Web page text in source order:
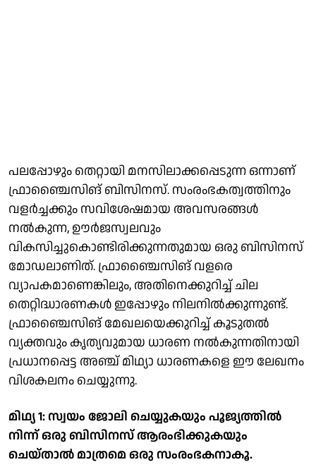
പലപ്പോഴും തെറ്റായി മനസിലാക്കപ്പെടുന്ന ഒന്നാണ്
ഫ്രാഞ്ചൈസിങ് ബിസിനസ്. സംരംഭകത്വത്തിനും
വളര്‍ച്ചക്കും സവിശേഷമായ അവസരങ്ങള്‍
നല്‍കുന്ന, ഊര്‍ജസ്വലവും
വികസിച്ചുകൊണ്ടിരിക്കുന്നതുമായ ഒരു ബിസിനസ്
മോഡലാണിത്. ഫ്രാഞ്ചൈസിങ് വളരെ
വ്യാപകമാണെങ്കിലും, അതിനെക്കുറിച്ച് ചില
തെറ്റിദ്ധാരണകള്‍ ഇപ്പോഴും നിലനില്‍ക്കുന്നുണ്ട്.
ഫ്രാഞ്ചൈസിങ് മേഖലയെക്കുറിച്ച് കൂടുതല്‍
വ്യക്തവും കൃത്യവുമായ ധാരണ നല്‍കുന്നതിനായി
പ്രധാനപ്പെട്ട അഞ്ച് മിഥ്യാ ധാരണകളെ ഈ ലേഖനം
വിശകലനം ചെയ്യുന്നു.
മിഥ്യ 1: സ്വയം ജോലി ചെയ്യുകയും പൂജ്യത്തില്‍
നിന്ന് ഒരു ബിസിനസ് ആരംഭിക്കുകയും
ചെയ്താല്‍ മാത്രമെ ഒരു സംരംഭകനാകൂ.